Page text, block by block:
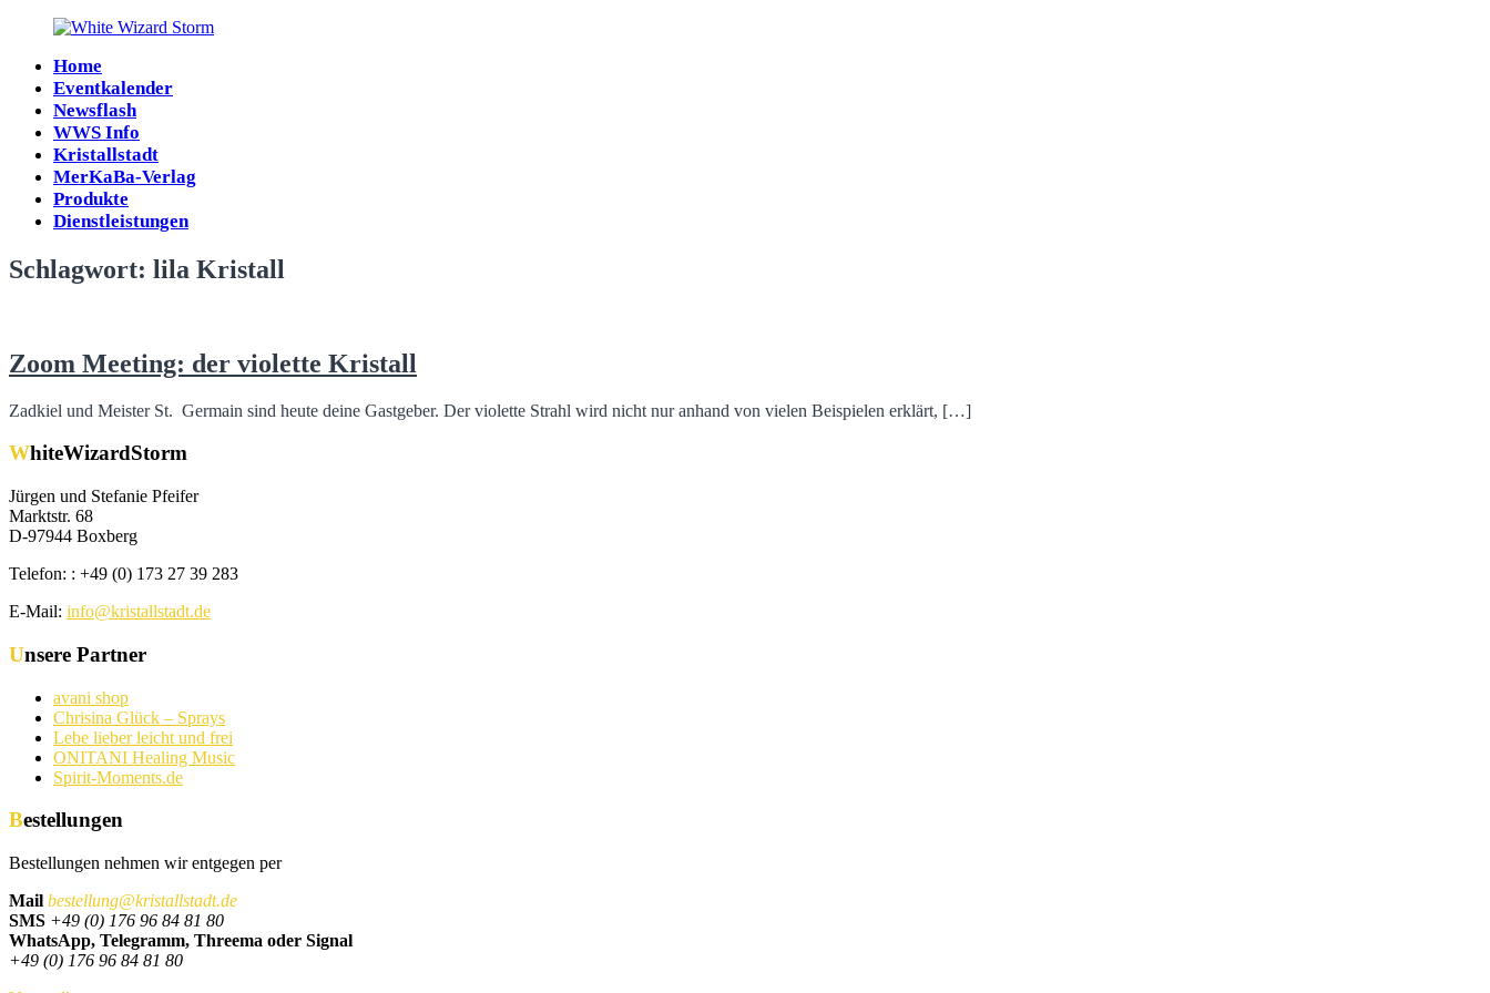
springen
White
Wizard
Home
Eventkalender
Newsflash
WWS Info
Kristallstadt
MerKaBa-Verlag
Produkte
Dienstleistungen
Schlagwort: lila Kristall
Zoom Meeting: der violette Kristall
Zadkiel und Meister St. Germain sind heute deine Gastgeber. Der violette Strahl wird nicht nur anhand von vielen Beispielen erklärt, […]
WhiteWizardStorm
Jürgen und Stefanie Pfeifer
Marktstr. 68
D-97944 Boxberg
Telefon: : +49 (0) 173 27 39 283
E-Mail: info@kristallstadt.de
Unsere Partner
avani shop
Chrisina Glück – Sprays
Lebe lieber leicht und frei
ONITANI Healing Music
Spirit-Moments.de
Bestellungen
Bestellungen nehmen wir entgegen per
Mail bestellung@kristallstadt.de
SMS +49 (0) 176 96 84 81 80
WhatsApp, Telegramm, Threema oder Signal
+49 (0) 176 96 84 81 80